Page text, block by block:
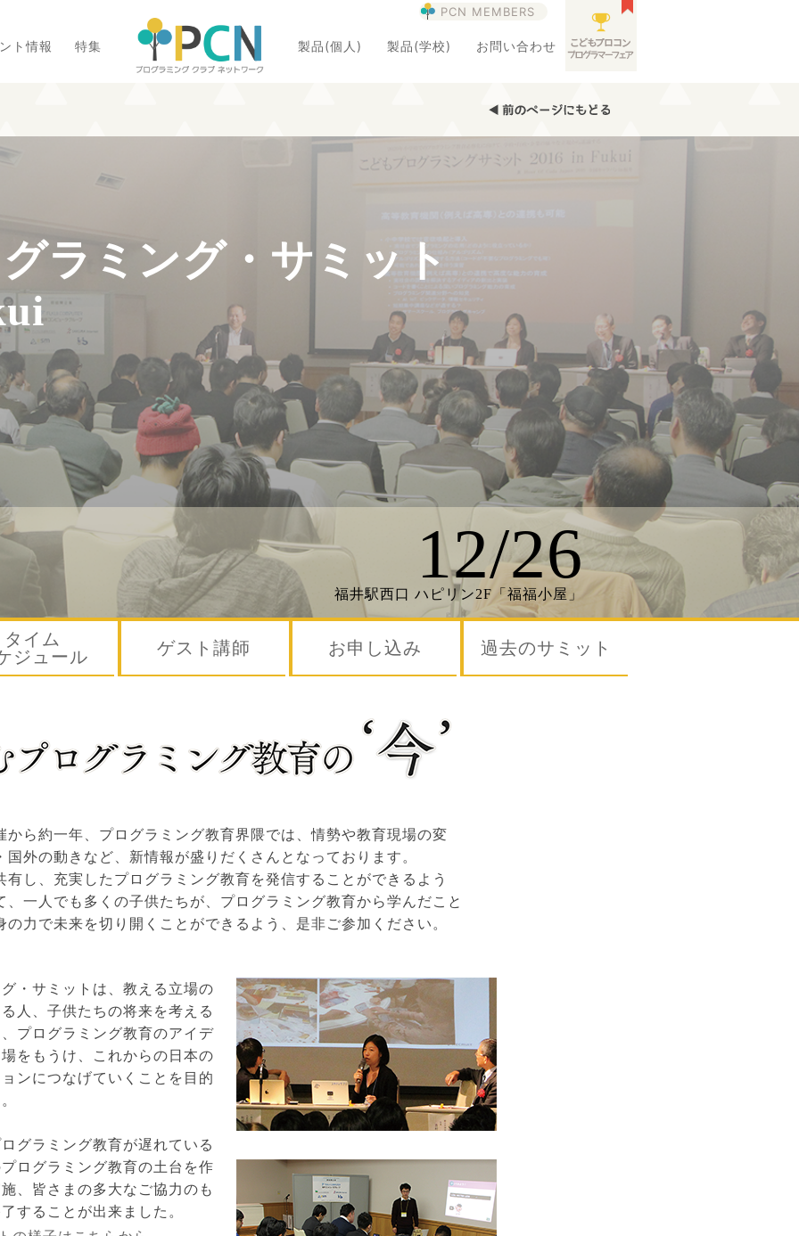
ト情報 特集 製品(個人) 製品(学校) お問い合わせ
PCN MEMBERS
ラミング・サミット
12/26
福井駅西口 ハピリン2F「福福小屋」
タイム
ジュール
ゲスト講師 お申し込み 過去のサミット
から約一年、プログラミング教育界隈では、情勢や教育現場の変
国外の動きなど、新情報が盛りだくさんとなっております。
有し、充実したプログラミング教育を発信することができるよう
、一人でも多くの子供たちが、プログラミング教育から学んだこと
の力で未来を切り開くことができるよう、是非ご参加ください。
・サミットは、教える立場の
人、子供たちの将来を考える
プログラミング教育のアイデ
をもうけ、これからの日本の
ンにつなげていくことを目的
グラミング教育が遅れている
ログラミング教育の土台を作
、皆さまの多大なご協力のも
することが出来ました。